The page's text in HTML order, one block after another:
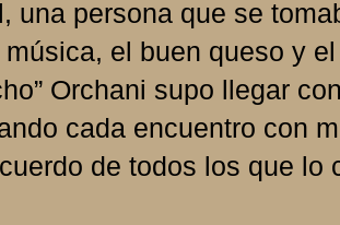
una persona que se
música, el buen queso y
Orchani supo llegar
cada encuentro con
de todos los que lo